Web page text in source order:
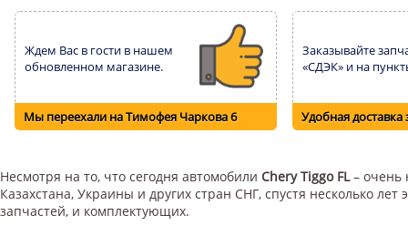
Ждем Вас в гости в нашем
обновленном магазине.
Мы переехали на Тимофея Чаркова 6
Заказывайте
«СДЭК» и на
Удобная доставка
Несмотря на то, что сегодня автомобили Chery Tiggo FL– очень
Казахстана, Украины и других стран СНГ, спустя несколько
запчастей, и комплектующих.